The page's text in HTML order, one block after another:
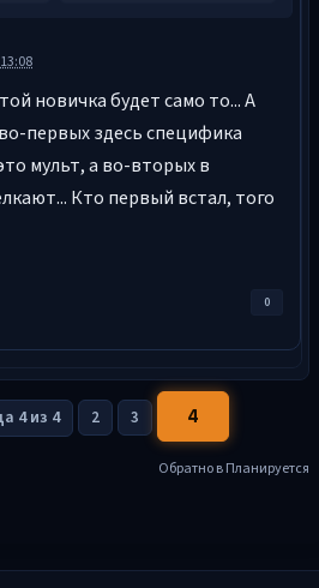
новичка будет само то... А
первых здесь специфика
мульт, а во-вторых в
Кто первый встал, того
0
4 из 4 2 3 4
Обратно в Планируется